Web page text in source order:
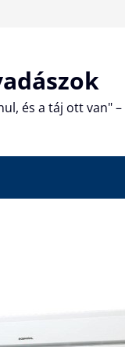
és a táj ott van"